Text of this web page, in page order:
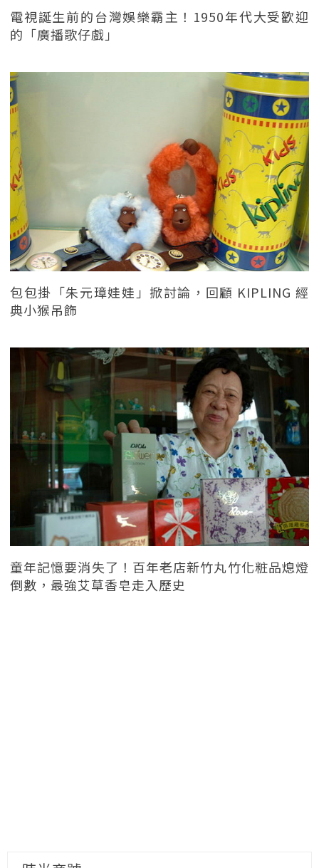
電視誕生前的台灣娛樂霸主！1950年代大受歡迎
的「廣播歌仔戲」
包包掛「朱元璋娃娃」掀討論，回顧 KIPLING 經
典小猴吊飾
童年記憶要消失了！百年老店新竹丸竹化粧品熄燈
倒數，最強艾草香皂走入歷史